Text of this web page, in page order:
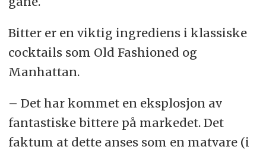
Bitter er en viktig ingrediens i klassiske
cocktails som Old Fashioned og
Manhattan.
– Det har kommet en eksplosjon av
fantastiske bittere på markedet. Det
faktum at dette anses som en matvare (i